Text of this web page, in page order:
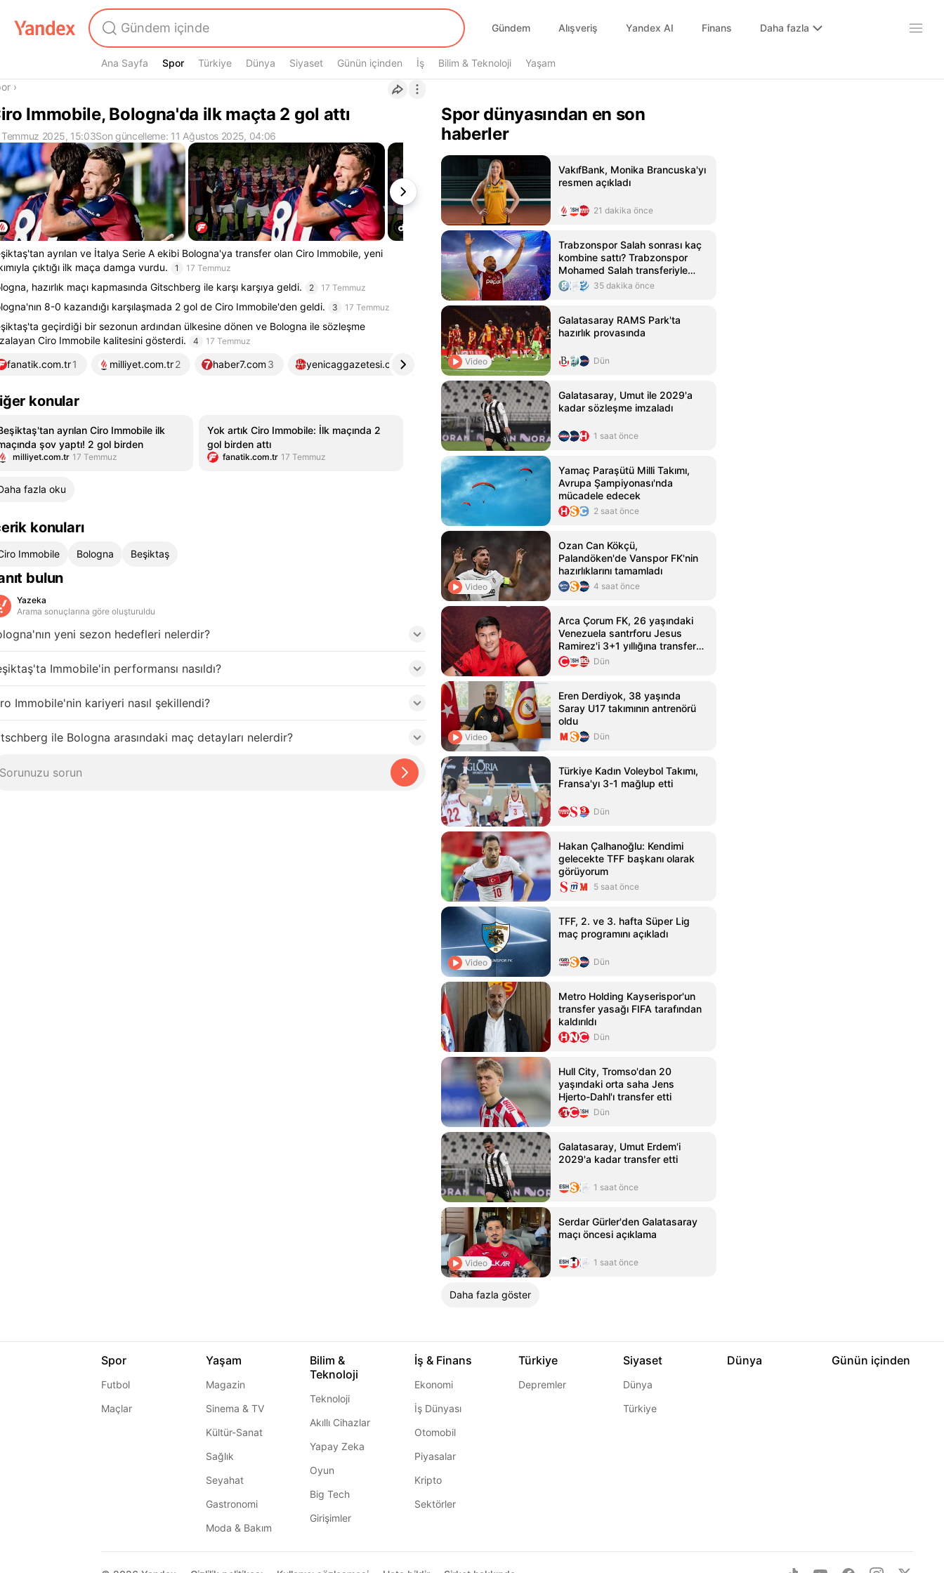
Gündem Alışveriş Yandex AI Finans Daha fazla
Ana Sayfa Spor
Spor Türkiye Dünya Siyaset Günün içinden İş Bilim & Teknoloji Yaşam
›
Immobile, Bologna'da ilk maçta 2 gol attı
Temmuz 2025, 15:03Son güncelleme: 11 Ağustos 2025, 04:06
ayrılan ve İtalya Serie A ekibi Bologna'ya transfer olan Ciro Immobile, yeni
çıktığı ilk maça damga vurdu.
1 17 Temmuz
hazırlık maçı kapmasında Gitschberg ile karşı karşıya geldi. 2 17 Temmuz
8-0 kazandığı karşılaşmada 2 gol de Ciro Immobile'den geldi. 3 17 Temmuz
geçirdiği bir sezonun ardından ülkesine dönen ve Bologna ile sözleşme
Ciro Immobile kalitesini gösterdi.
4 17 Temmuz
fanatik.com.tr1 milliyet.com.tr2 haber7.com 3 yenicaggazetesi.com.tr
konular
ayrılan Ciro Immobile ilk
şov yaptı! 2 gol birden
milliyet.com.tr 17 Temmuz
Yok artık Ciro Immobile: İlk maçında 2
gol birden attı
fanatik.com.tr 17 Temmuz
fazla oku
konuları
Immobile Bologna Beşiktaş
bulun
Yazeka
Arama sonuçlarına göre oluşturuldu
yeni sezon hedefleri nelerdir?
Immobile'in performansı nasıldı?
Immobile'nin kariyeri nasıl şekillendi?
ile Bologna arasındaki maç detayları nelerdir?
Spor dünyasından en son
haberler
VakıfBank, Monika Brancuska'yı
resmen açıkladı
21 dakika önce
Trabzonspor Salah sonrası kaç
kombine sattı? Trabzonspor
Mohamed Salah transferiyle
kombine satış rekoru kırdı
35 dakika önce
Video
Galatasaray RAMS Park'ta
hazırlık provasında
Dün
Galatasaray, Umut ile 2029'a
kadar sözleşme imzaladı
1 saat önce
Yamaç Paraşütü Milli Takımı,
Avrupa Şampiyonası'nda
mücadele edecek
2 saat önce
Video
Ozan Can Kökçü,
Palandöken'de Vanspor FK'nin
hazırlıklarını tamamladı
4 saat önce
Arca Çorum FK, 26 yaşındaki
Venezuela santrforu Jesus
Ramirez'i 3+1 yıllığına transfer
etti
Dün
Video
Eren Derdiyok, 38 yaşında
Saray U17 takımının antrenörü
oldu
Dün
Türkiye Kadın Voleybol Takımı,
Fransa'yı 3-1 mağlup etti
Dün
Hakan Çalhanoğlu: Kendimi
gelecekte TFF başkanı olarak
görüyorum
5 saat önce
Video
TFF, 2. ve 3. hafta Süper Lig
maç programını açıkladı
Dün
Metro Holding Kayserispor'un
transfer yasağı FIFA tarafından
kaldırıldı
Dün
Hull City, Tromso'dan 20
yaşındaki orta saha Jens
Hjerto-Dahl'ı transfer etti
Dün
Galatasaray, Umut Erdem'i
2029'a kadar transfer etti
1 saat önce
Video
Serdar Gürler'den Galatasaray
maçı öncesi açıklama
1 saat önce
Daha fazla göster
Spor
Futbol
Maçlar
Yaşam
Magazin
Sinema & TV
Kültür-Sanat
Sağlık
Seyahat
Gastronomi
Moda & Bakım
Bilim &
Teknoloji
Teknoloji
Akıllı Cihazlar
Yapay Zeka
Oyun
Big Tech
Girişimler
İş & Finans
Ekonomi
İş Dünyası
Otomobil
Piyasalar
Kripto
Sektörler
Türkiye
Depremler
Siyaset
Dünya
Türkiye
Dünya Günün içinden